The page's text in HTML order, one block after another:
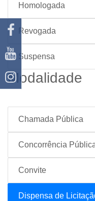
Homologada
Revogada
Suspensa
Modalidade
Chamada Pública
Concorrência
Convite
Dispensa de